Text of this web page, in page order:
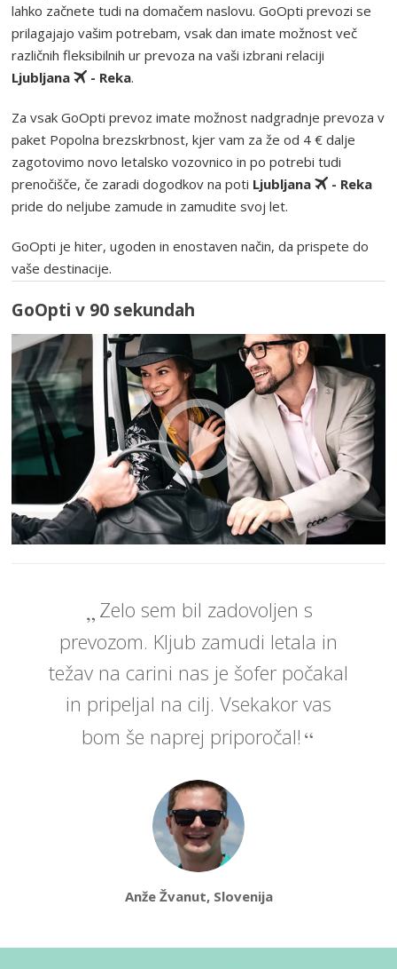
lahko začnete tudi na domačem naslovu. GoOpti prevozi se
prilagajajo vašim potrebam, vsak dan imate možnost več
različnih fleksibilnih ur prevoza na vaši izbrani relaciji
Ljubljana
- Reka.
Za vsak GoOpti prevoz imate možnost nadgradnje prevoza v
paket Popolna brezskrbnost, kjer vam za že od 4 € dalje
zagotovimo novo letalsko vozovnico in po potrebi tudi
prenočišče, če zaradi dogodkov na poti Ljubljana
- Reka
pride do neljube zamude in zamudite svoj let.
GoOpti je hiter, ugoden in enostaven način, da prispete do
vaše destinacije.
GoOpti v 90 sekundah
Zelo sem bil zadovoljen s
prevozom. Kljub zamudi letala in
težav na carini nas je šofer počakal
in pripeljal na cilj. Vsekakor vas
bom še naprej priporočal!
Anže Žvanut, Slovenija